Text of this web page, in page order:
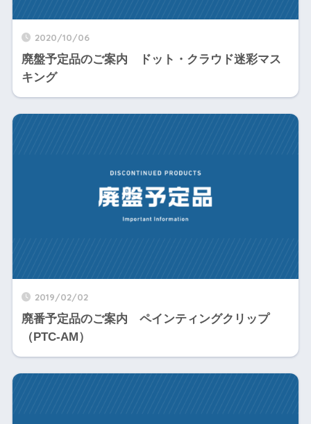
2020/10/06
廃盤予定品のご案内 ドット・クラウド迷彩マス
キング
2019/02/02
廃番予定品のご案内 ペインティングクリップ
（PTC-AM）